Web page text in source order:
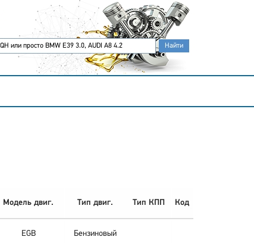
Модель двиг. Тип двиг. Тип КПП Код
EGB Бензиновый